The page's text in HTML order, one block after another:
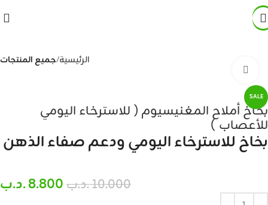
الرئيسية جميع المنتجات
SALE
بخاخ أملاح المغنيسيوم ( للاسترخاء اليومي
للأعصاب )
بخاخ للاسترخاء اليومي ودعم صفاء الذهن
10.000.د.ب8.800.د.ب